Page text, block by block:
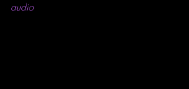
audio